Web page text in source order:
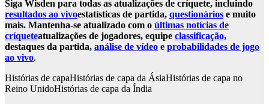
Siga Wisden para todas as atualizações de críquete, incluindo
resultados ao vivoestatísticas de partida, questionários e muito
mais. Mantenha-se atualizado com o últimas notícias de
críqueteatualizações de jogadores, equipe classificação,
destaques da partida, análise de vídeo e probabilidades de jogo
ao vivo.
Histórias de capaHistórias de capa da ÁsiaHistórias de capa no
Reino UnidoHistórias de capa da Índia